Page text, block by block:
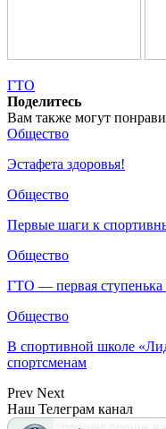
ГТО
Поделитесь
Вам также могут
Общество
Эстафета здоровья!
Общество
Первые шаги к
Общество
ГТО — первая ступенька
Общество
В спортивной школе
спортсменам
Prev Next
Наш Телеграм канал